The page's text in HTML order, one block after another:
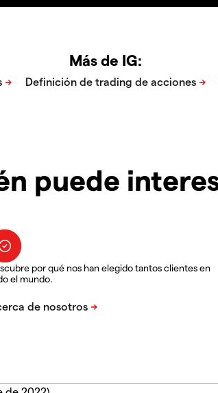
Más de IG:
puede
por qué nos han elegido tantos clientes en
el mundo.